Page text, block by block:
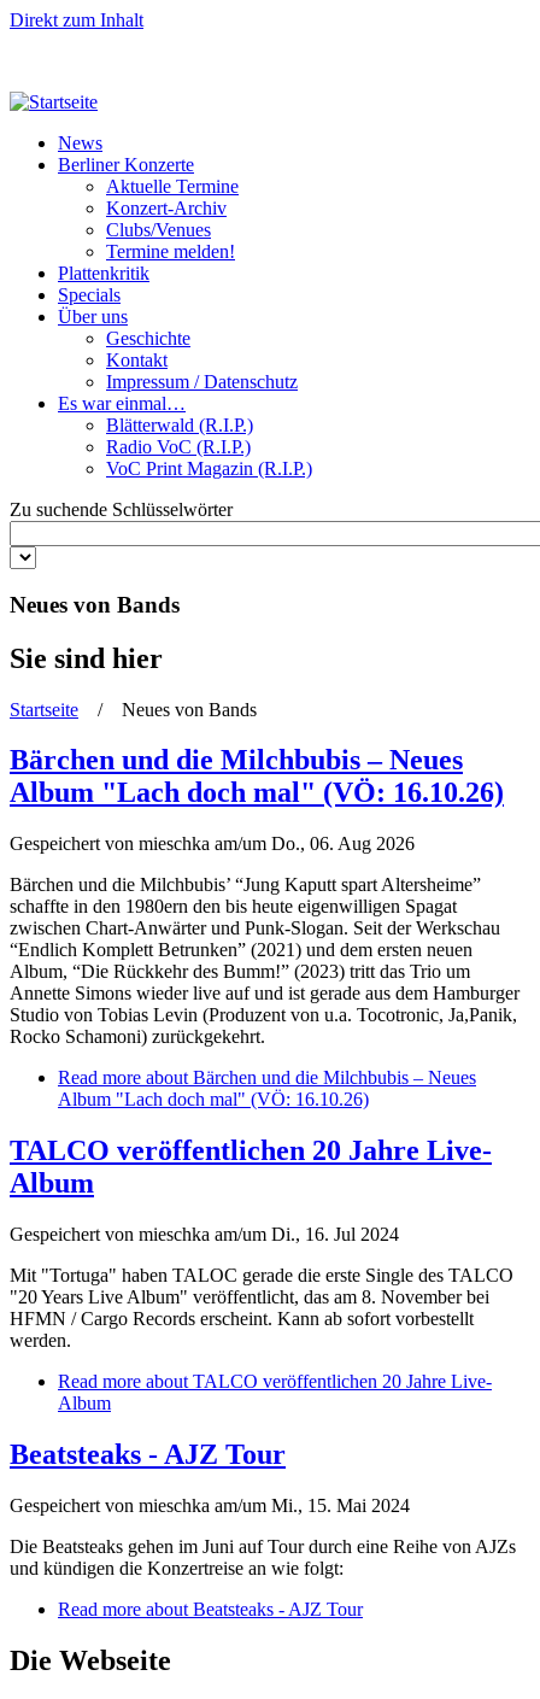
Direkt zum Inhalt
News
Berliner Konzerte
Aktuelle Termine
Konzert-Archiv
Clubs/Venues
Termine melden!
Plattenkritik
Specials
Über uns
Geschichte
Kontakt
Impressum / Datenschutz
Es war einmal…
Blätterwald (R.I.P.)
Radio VoC (R.I.P.)
VoC Print Magazin (R.I.P.)
Zu suchende Schlüsselwörter
Neues von Bands
Sie sind hier
Startseite / Neues von Bands
Bärchen und die Milchbubis – Neues
Album "Lach doch mal" (VÖ: 16.10.26)
Gespeichert von mieschka am/um Do., 06. Aug 2026
Bärchen und die Milchbubis’ “Jung Kaputt spart Altersheime”
schaffte in den 1980ern den bis heute eigenwilligen Spagat
zwischen Chart-Anwärter und Punk-Slogan. Seit der Werkschau
“Endlich Komplett Betrunken” (2021) und dem ersten neuen
Album, “Die Rückkehr des Bumm!” (2023) tritt das Trio um
Annette Simons wieder live auf und ist gerade aus dem Hamburger
Studio von Tobias Levin (Produzent von u.a. Tocotronic, Ja,Panik,
Rocko Schamoni) zurückgekehrt.
Read more about Bärchen und die Milchbubis – Neues
Album "Lach doch mal" (VÖ: 16.10.26)
TALCO veröffentlichen 20 Jahre Live-
Album
Gespeichert von mieschka am/um Di., 16. Jul 2024
Mit "Tortuga" haben TALOC gerade die erste Single des TALCO
"20 Years Live Album" veröffentlicht, das am 8. November bei
HFMN / Cargo Records erscheint. Kann ab sofort vorbestellt
werden.
Read more about TALCO veröffentlichen 20 Jahre Live-
Album
Beatsteaks - AJZ Tour
Gespeichert von mieschka am/um Mi., 15. Mai 2024
Die Beatsteaks gehen im Juni auf Tour durch eine Reihe von AJZs
und kündigen die Konzertreise an wie folgt:
Read more about Beatsteaks - AJZ Tour
Die Webseite